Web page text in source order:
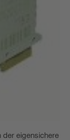
der eigensichere